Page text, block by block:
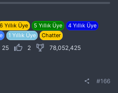
6 Yıllık Üye 5 Yıllık Üye
4 Yıllık Üye
1 Yıllık Üye Chatter
25 2
78,052,425
#166